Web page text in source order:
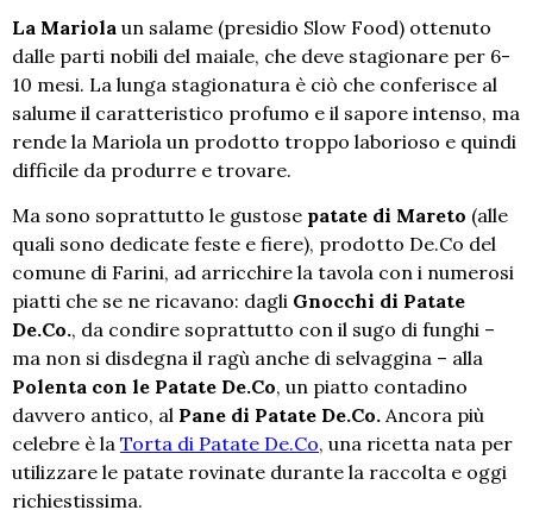
La Mariola un salame (presidio Slow Food) ottenuto
dalle parti nobili del maiale, che deve stagionare per 6-
10 mesi. La lunga stagionatura è ciò che conferisce al
salume il caratteristico profumo e il sapore intenso, ma
rende la Mariola un prodotto troppo laborioso e quindi
difficile da produrre e trovare.
Ma sono soprattutto le gustose patate di Mareto (alle
quali sono dedicate feste e fiere), prodotto De.Co del
comune di Farini, ad arricchire la tavola con i numerosi
piatti che se ne ricavano: dagli Gnocchi di Patate
De.Co., da condire soprattutto con il sugo di funghi –
ma non si disdegna il ragù anche di selvaggina – alla
Polenta con le Patate De.Co, un piatto contadino
davvero antico, al Pane di Patate De.Co. Ancora più
celebre è la Torta di Patate De.Co, una ricetta nata per
utilizzare le patate rovinate durante la raccolta e oggi
richiestissima.